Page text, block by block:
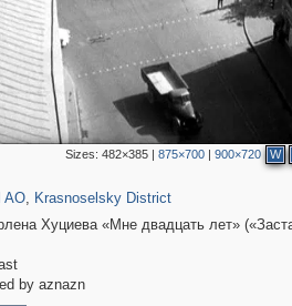
Sizes:482×385 |875×700 |900×720 W
AO, Krasnoselsky District
Хуциева «Мне двадцать лет»
by aznazn